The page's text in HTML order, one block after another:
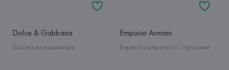
Dolce & Gabbana
Шапка из кашемира
Emporio Armani
Берет из шерсти со стразами